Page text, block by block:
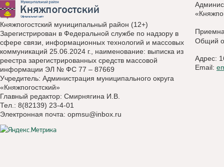
Княжпогостский муниципальный район (12+)
Зарегистрирован в Федеральной службе по надзору в
сфере связи, информационных технологий и массовых
коммуникаций 25.06.2024 г., наименование: выписка из
реестра зарегистрированных средств массовой
информации ЭЛ № ФС 77 – 87669
Учредитель: Администрация муниципального округа
«Княжпогостский»
Главный редактор: Смирнягина И.В.
Тел.: 8(82139) 23-4-01
Электронная почта: opmsu@inbox.ru
Общий
Адрес:
Email: